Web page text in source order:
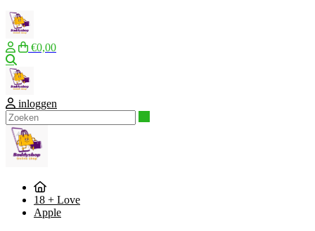
€0,00
inloggen
18 + Love
Apple